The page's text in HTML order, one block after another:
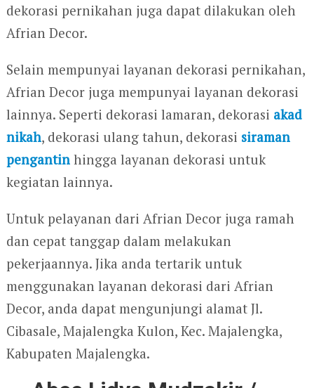
dekorasi pernikahan juga dapat dilakukan oleh
Afrian Decor.
Selain mempunyai layanan dekorasi pernikahan,
Afrian Decor juga mempunyai layanan dekorasi
lainnya. Seperti dekorasi lamaran, dekorasi akad
nikah, dekorasi ulang tahun, dekorasi siraman
pengantinhingga layanan dekorasi untuk
kegiatan lainnya.
Untuk pelayanan dari Afrian Decor juga ramah
dan cepat tanggap dalam melakukan
pekerjaannya. Jika anda tertarik untuk
menggunakan layanan dekorasi dari Afrian
Decor, anda dapat mengunjungi alamat Jl.
Cibasale, Majalengka Kulon, Kec. Majalengka,
Kabupaten Majalengka.